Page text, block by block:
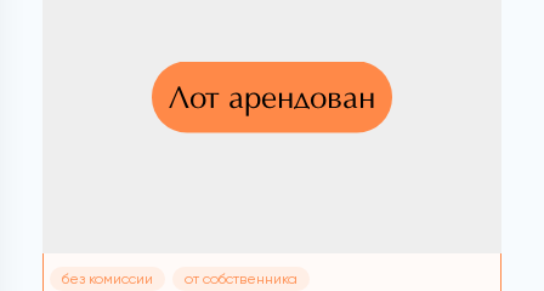
Лот арендован
без комиссии от собственника